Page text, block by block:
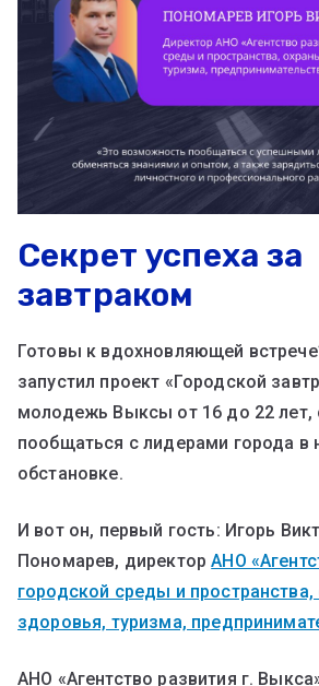
Секрет успеха за
завтраком
Готовы к вдохновляющей
запустил проект «Городской
молодежь Выксы от 16 до 22
пообщаться с лидерами города в
обстановке.
И вот он, первый гость: Игорь
Пономарев, директорАНО
городской среды и
здоровья, туризма,
АНО «Агентство развития г.